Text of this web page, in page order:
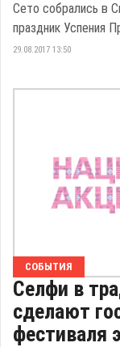
Сето собрались в
праздник Успения
29.08.2017 13:50
СОБЫТИЯ
Селфи в
сделают
фестиваля